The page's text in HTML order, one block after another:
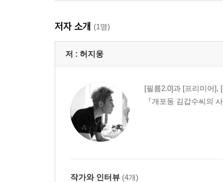
저자 소개 (1명)
저 : 허지웅
[필름2.0]과 [프리미어],
『개포동 김갑수씨의
작가와 인터뷰 (4개)